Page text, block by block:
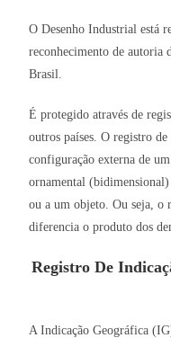
O Desenho Industrial está
reconhecimento de autoria
Brasil.
É protegido através de
outros países. O registro
configuração externa de
ornamental
ou a um objeto. Ou seja, o
diferencia o produto dos
Registro De
A Indicação Geográfica